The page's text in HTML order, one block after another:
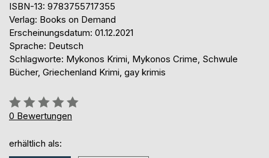
ISBN-13: 9783755717355
Verlag: Books on Demand
Erscheinungsdatum: 01.12.2021
Sprache: Deutsch
Schlagworte: Mykonos Krimi, Mykonos Crime, Schwule
Bücher, Griechenland Krimi, gay krimis
Bewertung::
0%
0 Bewertungen
erhältlich als: